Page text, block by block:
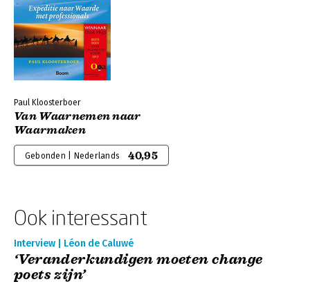
Paul Kloosterboer
Van Waarnemen naar
Waarmaken
Gebonden | Nederlands 40,95
Ook interessant
Interview | Léon de Caluwé
‘Veranderkundigen moeten change
poets zijn’